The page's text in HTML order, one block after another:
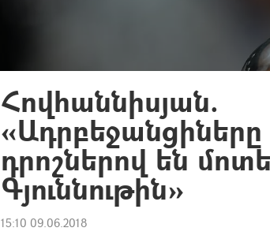
Հովհաննիսյան.
դրոշներով են
Գյուննութին»
15:10 09.06.2018